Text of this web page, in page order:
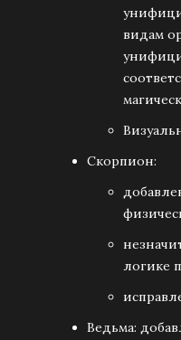
видам
Скорпион:
логике
Ведьма: